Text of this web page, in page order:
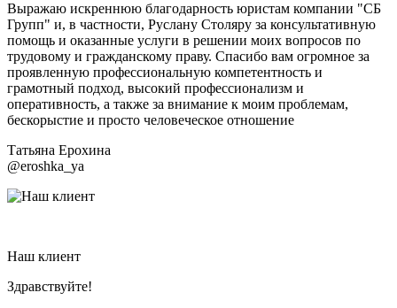
Выражаю искреннюю благодарность юристам компании "СБ
Групп" и, в частности, Руслану Столяру за консультативную
помощь и оказанные услуги в решении моих вопросов по
трудовому и гражданскому праву. Спасибо вам огромное за
проявленную профессиональную компетентность и
грамотный подход, высокий профессионализм и
оперативность, а также за внимание к моим проблемам,
бескорыстие и просто человеческое отношение
Татьяна Ерохина
@eroshka_ya
Наш клиент
Здравствуйте!